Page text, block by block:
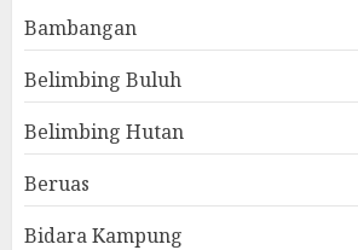
Bambangan
Belimbing Buluh
Belimbing Hutan
Beruas
Bidara Kampung